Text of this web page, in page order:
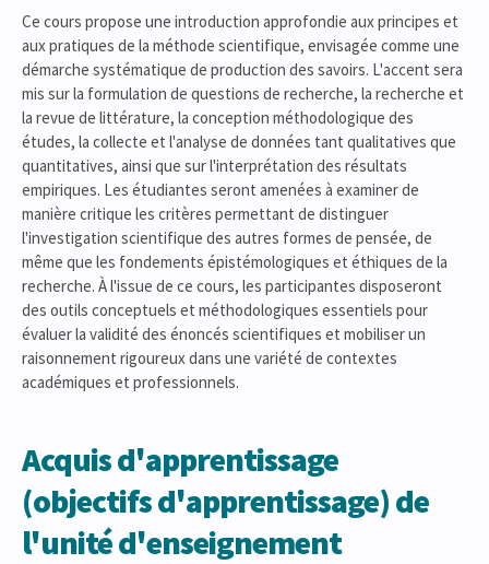
Ce cours propose une introduction approfondie aux principes et
aux pratiques de la méthode scientifique, envisagée comme une
démarche systématique de production des savoirs. L'accent sera
mis sur la formulation de questions de recherche, la recherche et
la revue de littérature, la conception méthodologique des
études, la collecte et l'analyse de données tant qualitatives que
quantitatives, ainsi que sur l'interprétation des résultats
empiriques. Les étudiantes seront amenées à examiner de
manière critique les critères permettant de distinguer
l'investigation scientifique des autres formes de pensée, de
même que les fondements épistémologiques et éthiques de la
recherche. À l'issue de ce cours, les participantes disposeront
des outils conceptuels et méthodologiques essentiels pour
évaluer la validité des énoncés scientifiques et mobiliser un
raisonnement rigoureux dans une variété de contextes
académiques et professionnels.
Acquis d'apprentissage
(objectifs d'apprentissage) de
l'unité d'enseignement